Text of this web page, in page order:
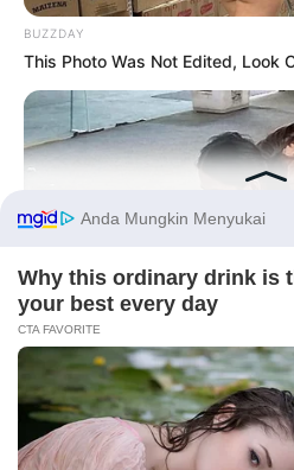
PRIVACY POLICY DISCLAIMER
BUZZDAY
This Photo Was Not Edited, Look
A Dying Cobra Crawled Up To
Did
Before You Go